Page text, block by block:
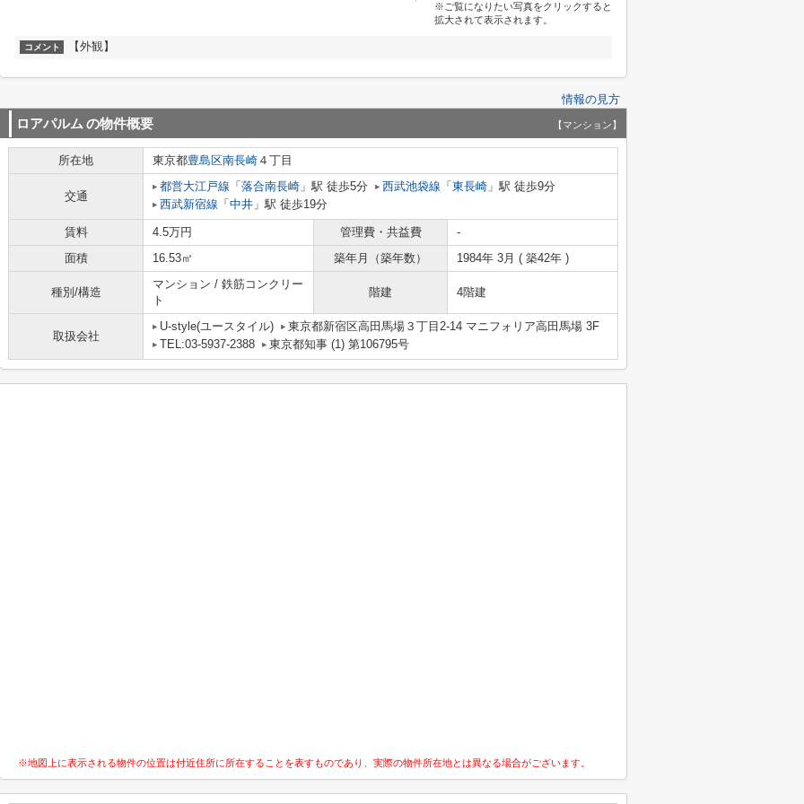
※ご覧になりたい写真をクリックすると
拡大されて表示されます。
コメント 【外観】
情報の見方
ロアパルム の物件概要 【マンション】
所在地 東京都豊島区南長崎 ４丁目
交通
都営大江戸線 「 落合南長崎 」駅 徒歩5分 西武池袋線 「 東長崎 」駅 徒歩9分
西武新宿線 「 中井 」駅 徒歩19分
賃料 4.5万円 管理費・共益費
-
面積
16.53㎡ 築年月（築年数） 1984年 3月 ( 築42年 )
種別/構造
マンション / 鉄筋コンクリー
ト
階建 4階建
取扱会社
U-style(ユースタイル)
東京都新宿区高田馬場３丁目2-14 マニフォリア高田馬場 3F
TEL:03-5937-2388
東京都知事 (1) 第106795号
※地図上に表示される物件の位置は付近住所に所在することを表すものであり、実際の物件所在地とは異なる場合がございます。